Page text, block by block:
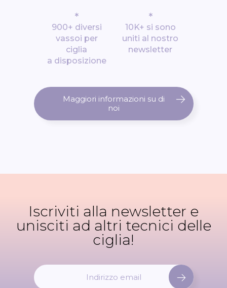
*
900+ diversi
vassoi per
ciglia
a disposizione
*
10K+ si sono
uniti al nostro
newsletter
Maggiori informazioni su di
noi
Iscriviti alla newsletter e
unisciti ad altri tecnici delle
ciglia!
I
s